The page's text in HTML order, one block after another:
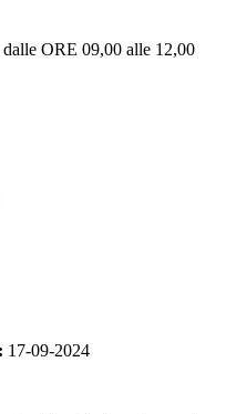
ORE 09,00 alle 12,00
17-09-2024